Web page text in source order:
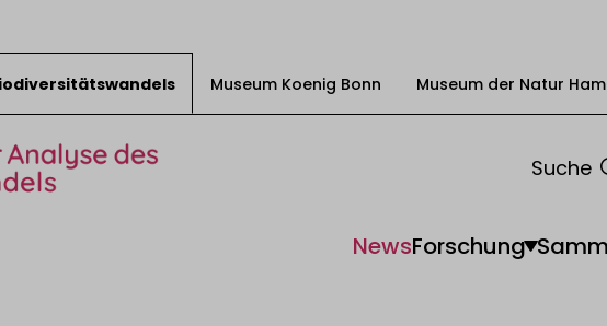
Museum Koenig Bonn Museum der Natur
NewsForschung
Suche